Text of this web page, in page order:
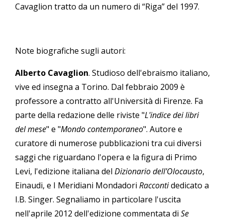
Cavaglion tratto da un numero di “Riga” del 1997.
Note biografiche sugli autori:
Alberto Cavaglion. Studioso dell'ebraismo italiano,
vive ed insegna a Torino. Dal febbraio 2009 è
professore a contratto all'Università di Firenze. Fa
parte della redazione delle riviste "L'indice dei libri
del mese" e "Mondo contemporaneo". Autore e
curatore di numerose pubblicazioni tra cui diversi
saggi che riguardano l'opera e la figura di Primo
Levi, l'edizione italiana del Dizionario dell'Olocausto,
Einaudi, e I Meridiani Mondadori Raccontidedicato a
I.B. Singer. Segnaliamo in particolare l'uscita
nell'aprile 2012 dell'edizione commentata di Se